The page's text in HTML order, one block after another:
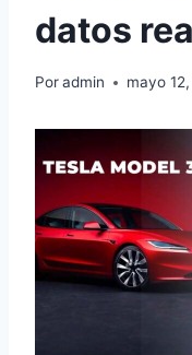
datos
Poradmin mayo